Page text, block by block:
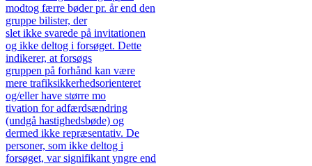
modtog færre bøder pr. år end den
gruppe bilister, der
slet ikke svarede på invitationen
og ikke deltog i forsøget. Dette
indikerer, at forsøgs
gruppen på forhånd kan være
mere trafiksikkerhedsorienteret
og/eller have større mo
tivation for adfærdsændring
(undgå hastighedsbøde) og
dermed ikke repræsentativ. De
personer, som ikke deltog i
forsøget, var signifikant yngre end